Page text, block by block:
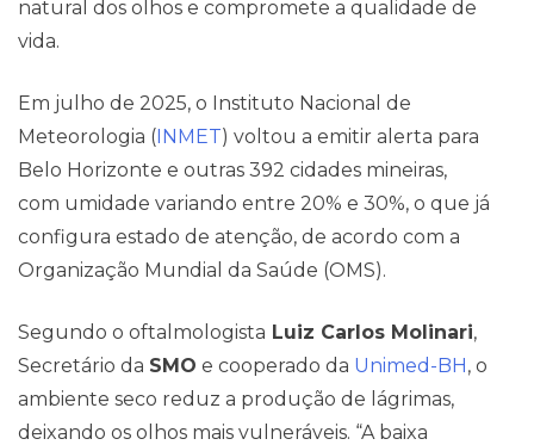
natural dos olhos e compromete a qualidade de
vida.
Em julho de 2025, o Instituto Nacional de
Meteorologia (INMET) voltou a emitir alerta para
Belo Horizonte e outras 392 cidades mineiras,
com umidade variando entre 20% e 30%, o que já
configura estado de atenção, de acordo com a
Organização Mundial da Saúde (OMS).
Segundo o oftalmologista Luiz Carlos Molinari,
Secretário da SMO e cooperado da Unimed-BH, o
ambiente seco reduz a produção de lágrimas,
deixando os olhos mais vulneráveis. “A baixa